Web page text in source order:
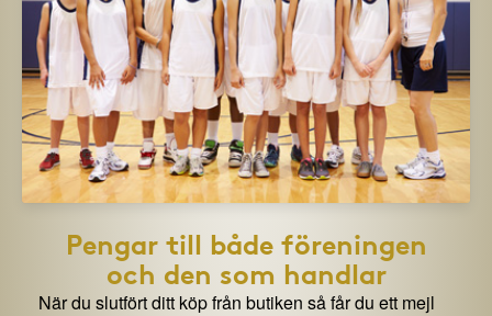
Pengar till både föreningen
och den som handlar
När du slutfört ditt köp från butiken så får du ett mejl